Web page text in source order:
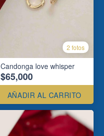
2 fotos
Candonga love whisper
$65,000
AÑADIR AL CARRITO